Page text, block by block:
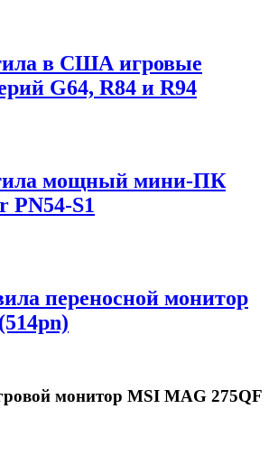
в США игровые
G64, R84 и R94
мощный мини-ПК
PN54-S1
переносной монитор
монитор MSI MAG 275QF